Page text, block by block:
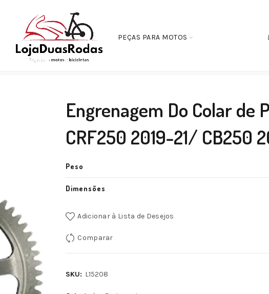
PEÇAS PARA MOTOS
Engrenagem Do Colar de Partida CRF250 2019-21/ CB250 2016-21
Engrenagem Do Colar de
CRF250 2019-21/ CB250
Peso
Dimensões
Adicionar à Lista de Desejos
Comparar
SKU: L15208